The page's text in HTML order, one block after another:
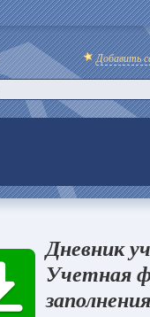
Добавить
Дневник
Учетная